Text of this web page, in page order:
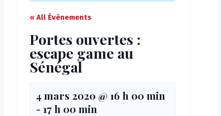
« All Évènements
Portes ouvertes :
escape game au
Sénégal
4 mars 2020 @ 16 h 00 min
- 17 h 00 min